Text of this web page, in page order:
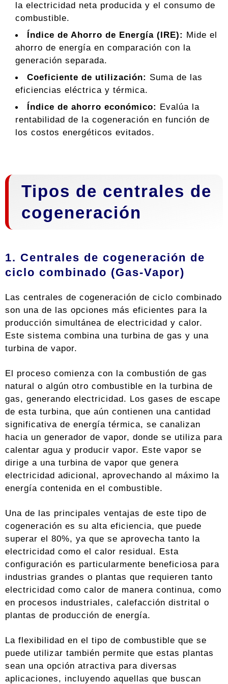
la electricidad neta producida y el consumo de
combustible.
Índice de Ahorro de Energía (IRE): Mide el
ahorro de energía en comparación con la
generación separada.
Coeficiente de utilización: Suma de las
eficiencias eléctrica y térmica.
Índice de ahorro económico: Evalúa la
rentabilidad de la cogeneración en función de
los costos energéticos evitados.
Tipos de centrales de
cogeneración
1. Centrales de cogeneración de
ciclo combinado (Gas-Vapor)
Las centrales de cogeneración de ciclo combinado
son una de las opciones más eficientes para la
producción simultánea de electricidad y calor.
Este sistema combina una turbina de gas y una
turbina de vapor.
El proceso comienza con la combustión de gas
natural o algún otro combustible en la turbina de
gas, generando electricidad. Los gases de escape
de esta turbina, que aún contienen una cantidad
significativa de energía térmica, se canalizan
hacia un generador de vapor, donde se utiliza para
calentar agua y producir vapor. Este vapor se
dirige a una turbina de vapor que genera
electricidad adicional, aprovechando al máximo la
energía contenida en el combustible.
Una de las principales ventajas de este tipo de
cogeneración es su alta eficiencia, que puede
superar el 80%, ya que se aprovecha tanto la
electricidad como el calor residual. Esta
configuración es particularmente beneficiosa para
industrias grandes o plantas que requieren tanto
electricidad como calor de manera continua, como
en procesos industriales, calefacción distrital o
plantas de producción de energía.
La flexibilidad en el tipo de combustible que se
puede utilizar también permite que estas plantas
sean una opción atractiva para diversas
aplicaciones, incluyendo aquellas que buscan